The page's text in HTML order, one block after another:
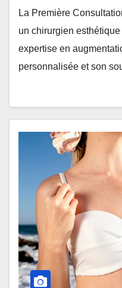
La Première
un chirurgien
expertise en
personnalisée et son